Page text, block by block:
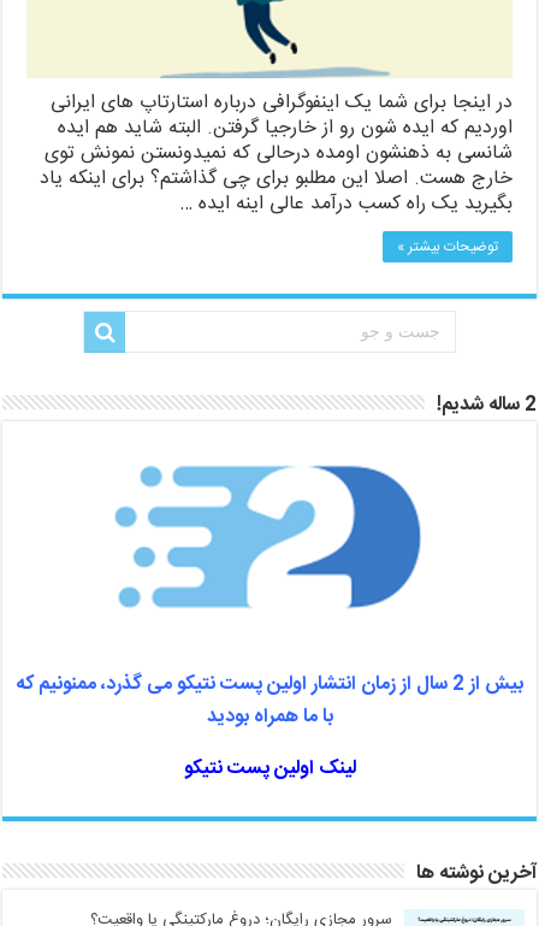
در اینجا برای شما یک اینفوگرافی درباره استارتاپ های ایرانی
اوردیم که ایده شون رو از خارجیا گرفتن. البته شاید هم ایده
شانسی به ذهنشون اومده درحالی که نمیدونستن نمونش توی
خارج هست. اصلا این مطلبو برای چی گذاشتم؟ برای اینکه یاد
بگیرید یک راه کسب درآمد عالی اینه ایده …
توضیحات بیشتر »
2 ساله شدیم!
بیش از 2 سال از زمان انتشار اولین پست نتیکو می گذرد، ممنونیم که
با ما همراه بودید
لینک اولین پست نتیکو
آخرین نوشته ها
سرور مجازی رایگان؛ دروغ مارکتینگی یا واقعیت؟